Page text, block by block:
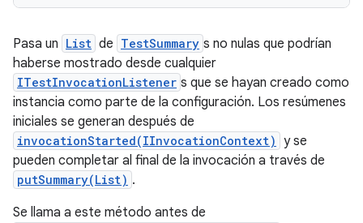
Pasa un List de TestSummary s no nulas que podrían
haberse mostrado desde cualquier
ITestInvocationListener s que se hayan creado como
instancia como parte de la configuración. Los resúmenes
iniciales se generan después de
invocationStarted(IInvocationContext) y se
pueden completar al final de la invocación a través de
putSummary(List) .
Se llama a este método antes de